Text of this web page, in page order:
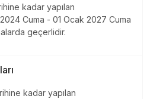
kadar yapılan
Cuma - 01 Ocak 2027 Cuma
geçerlidir.
kadar yapılan